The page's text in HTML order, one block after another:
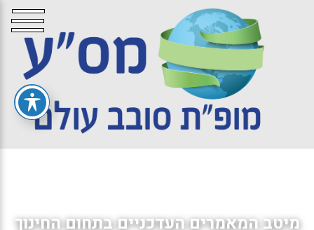
מיטב המאמרים העדכניים בתחום החינוך